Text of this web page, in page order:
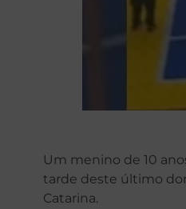
Um menino de 10
tarde deste último
Catarina.